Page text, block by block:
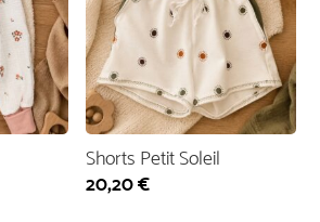
Shorts Petit Soleil
20,20€